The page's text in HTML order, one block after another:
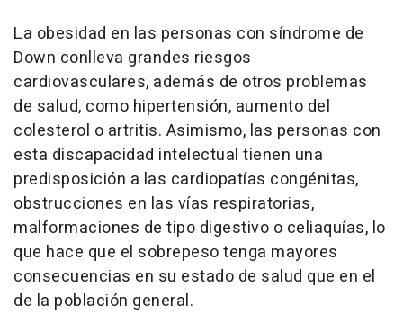
La obesidad en las personas con síndrome de
Down conlleva grandes riesgos
cardiovasculares, además de otros problemas
de salud, como hipertensión, aumento del
colesterol o artritis. Asimismo, las personas con
esta discapacidad intelectual tienen una
predisposición a las cardiopatías congénitas,
obstrucciones en las vías respiratorias,
malformaciones de tipo digestivo o celiaquías, lo
que hace que el sobrepeso tenga mayores
consecuencias en su estado de salud que en el
de la población general.